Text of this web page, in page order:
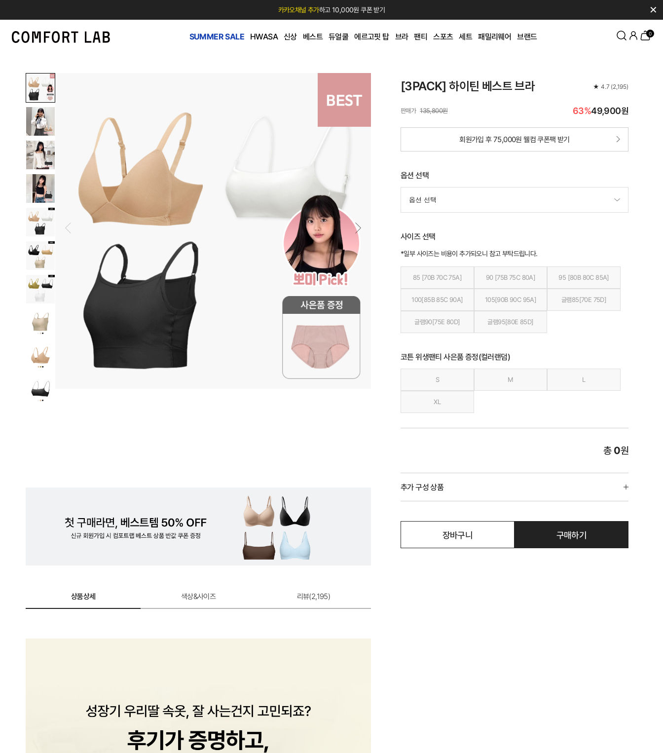
카카오채널 추가하고 10,000원 쿠폰 받기 ✕
SUMMER SALE HWASA 신상 베스트 듀얼쿨 에르고핏 탑 브라 팬티 스포츠 세트 패밀리웨어 브랜드 0
상품상세 색상&사이즈 리뷰(2,195)
[3PACK] 하이틴 베스트 브라 ★ 4.7 (2,195)
135,800원 63%49,900원
회원가입 후 75,000원 웰컴 쿠폰팩 받기
옵션 선택
사이즈 선택
*일부 사이즈는 비용이 추가되오니 참고 부탁드립니다.
85 [70B 70C 75A] 90 [75B 75C 80A] 95 [80B 80C 85A]
100[85B 85C 90A] 105[90B 90C 95A] 글램85[70E 75D]
글램90[75E 80D] 글램95[80E 85D]
코튼 위생팬티 사은품 증정(컬러랜덤)
S M L
XL
총 0원
추가 구성 상품
장바구니 구매하기